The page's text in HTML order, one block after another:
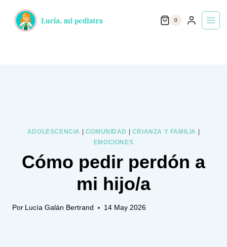
0
ADOLESCENCIA COMUNIDAD CRIANZA Y FAMILIA
EMOCIONES
Cómo pedir perdón a
mi hijo/a
Por Lucía Galán Bertrand 14 May 2026